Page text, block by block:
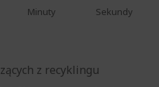
Minuty Sekundy
z recyklingu